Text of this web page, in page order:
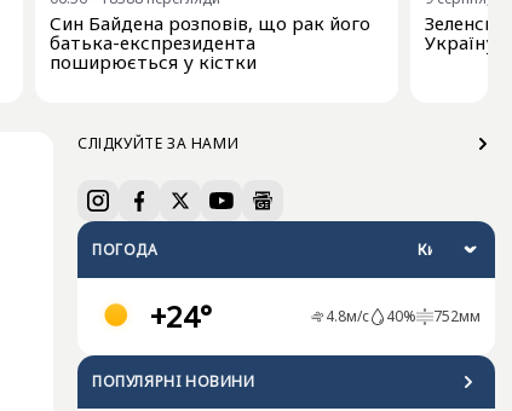
Син Байдена розповів, що рак його
батька-експрезидента
поширюється у кістки
Україну
СЛІДКУЙТЕ ЗА НАМИ
ПОГОДА
+24° 4.8м/с 40% 752мм
ПОПУЛЯРНI НОВИНИ